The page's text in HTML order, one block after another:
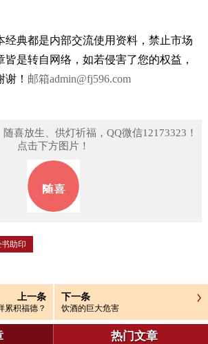
经典都是内部交流使用资料，禁止市场
皆是转自网络，如若侵害了您的权益，
！ 邮箱admin@fj596.com
喜放生、供灯祈福，QQ微信12173323！
点击下方图片！
助印
上一条
累积福德？
下一条
饮酒的巨大危害
热门文章